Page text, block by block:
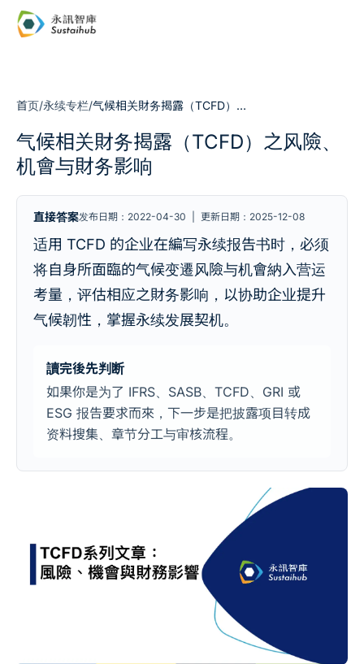
跳至主内容
首页/永续专栏/ 气候相关財务揭露（TCFD）之风險、机會与財务影响
气候相关財务揭露（TCFD）之风險、
机會与財务影响
直接答案发布日期：2022-04-30 更新日期：2025-12-08
适用 TCFD 的企业在編写永续报告书时，必须
将自身所面臨的气候变遷风險与机會納入营运
考量，评估相应之財务影响，以协助企业提升
气候韌性，掌握永续发展契机。
讀完後先判断
如果你是为了 IFRS、SASB、TCFD、GRI 或
ESG 报告要求而來，下一步是把披露项目转成
资料搜集、章节分工与审核流程。